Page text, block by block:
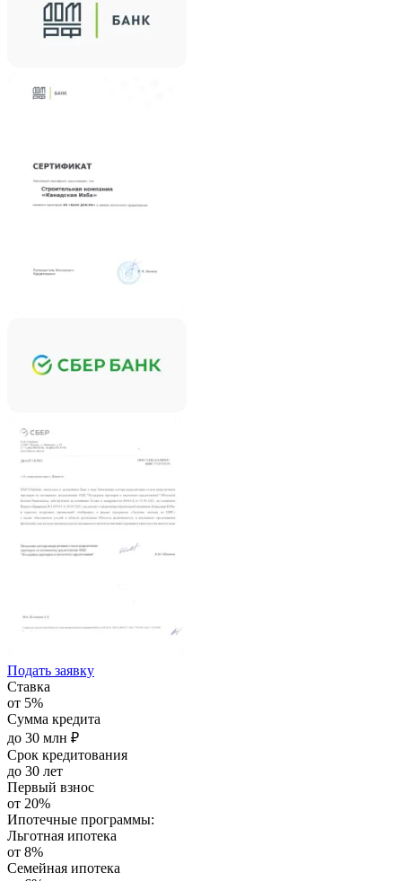
Подать заявку
Ставка
от 5%
Сумма кредита
до 30 млн ₽
Срок кредитования
до 30 лет
Первый взнос
от 20%
Ипотечные программы:
Льготная ипотека
от 8%
Семейная ипотека